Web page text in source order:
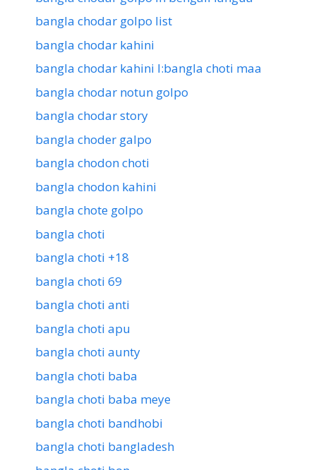
bangla chodar golpo list
bangla chodar kahini
bangla chodar kahini l:bangla choti maa
bangla chodar notun golpo
bangla chodar story
bangla choder galpo
bangla chodon choti
bangla chodon kahini
bangla chote golpo
bangla choti
bangla choti +18
bangla choti 69
bangla choti anti
bangla choti apu
bangla choti aunty
bangla choti baba
bangla choti baba meye
bangla choti bandhobi
bangla choti bangladesh